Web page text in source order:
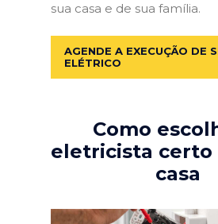
sua casa e de sua família.
AGENDE A EXECUÇÃO DE
ELÉTRICO
Como
eletricista certo
casa